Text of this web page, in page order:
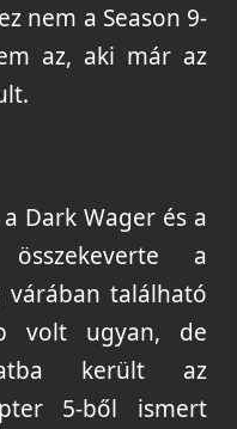
nem a Season 9-
az, aki már az
Dark Wager és a
a
várában található
volt ugyan, de
került az
5-ből ismert